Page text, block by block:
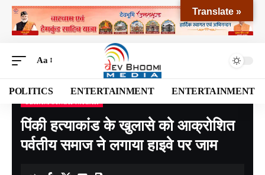
Aa
POLITICS ENTERTAINMENT ENTERTAINMENT
Devbhoomi Media>Blog>NATIONAL>UTTARAKHAND>UDHAM SINGH NAGAR
पिंकी हत्याकांड के खुलासे को आक्रोशित
पर्वतीय समाज ने लगाया हाइवे पर जाम
Translate »